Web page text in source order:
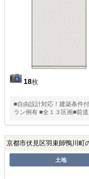
18枚
■自由設計対応！建築条件
ラン例有 ■全１３区画■前
京都市伏見区羽束師鴨川町
土地